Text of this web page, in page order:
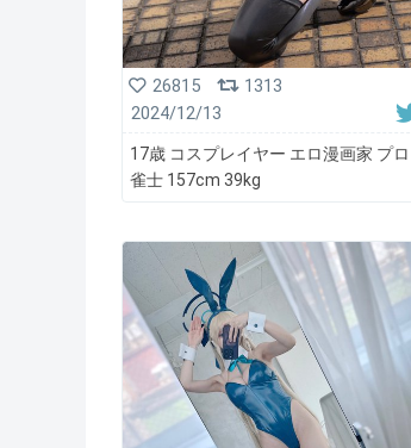
26815
1313
2024/12/13
17歳 コスプレイヤー エロ漫画家 プロ
雀士 157cm 39kg